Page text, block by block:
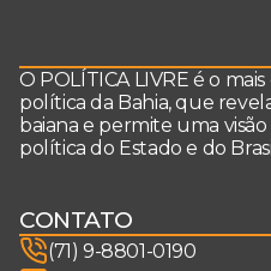
O POLÍTICA LIVRE é o
política da Bahia, que
baiana e permite uma
política do Estado e do
CONTATO
(71) 9-8801-0190